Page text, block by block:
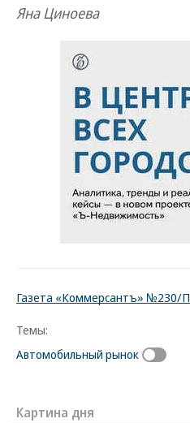
Яна Циноева
Газета «Коммерсантъ» №230/П
Темы:
Автомобильный рынок
Картина дня